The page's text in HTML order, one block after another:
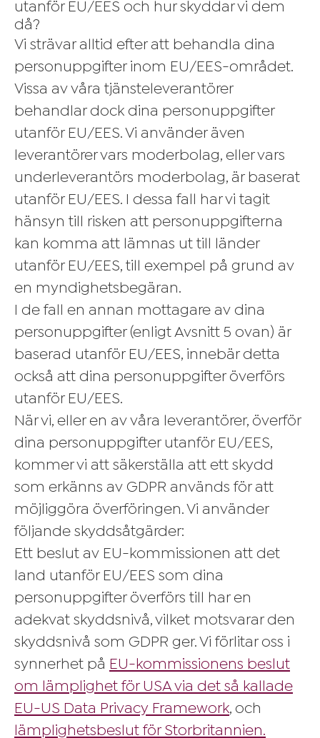
utanför EU/EES och hur skyddar vi dem
då?
Vi strävar alltid efter att behandla dina
personuppgifter inom EU/EES-området.
Vissa av våra tjänsteleverantörer
behandlar dock dina personuppgifter
utanför EU/EES. Vi använder även
leverantörer vars moderbolag, eller vars
underleverantörs moderbolag, är baserat
utanför EU/EES. I dessa fall har vi tagit
hänsyn till risken att personuppgifterna
kan komma att lämnas ut till länder
utanför EU/EES, till exempel på grund av
en myndighetsbegäran.
I de fall en annan mottagare av dina
personuppgifter (enligt Avsnitt 5 ovan) är
baserad utanför EU/EES, innebär detta
också att dina personuppgifter överförs
utanför EU/EES.
När vi, eller en av våra leverantörer, överför
dina personuppgifter utanför EU/EES,
kommer vi att säkerställa att ett skydd
som erkänns av GDPR används för att
möjliggöra överföringen. Vi använder
följande skyddsåtgärder:
Ett beslut av EU-kommissionen att det
land utanför EU/EES som dina
personuppgifter överförs till har en
adekvat skyddsnivå, vilket motsvarar den
skyddsnivå som GDPR ger. Vi förlitar oss i
synnerhet på EU-kommissionens beslut
om lämplighet för USA via det så kallade
EU-US Data Privacy Framework, och
lämplighetsbeslut för Storbritannien.